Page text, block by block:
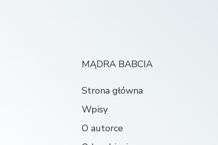
MĄDRA BABCIA
Strona główna
Wpisy
O autorce